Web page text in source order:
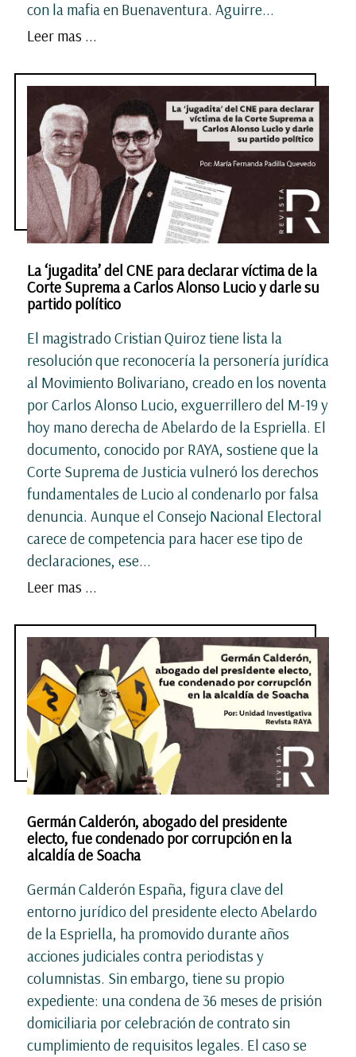
con la mafia en Buenaventura. Aguirre...
Leer mas ...
La ‘jugadita’ del CNE para declarar víctima de la
Corte Suprema a Carlos Alonso Lucio y darle su
partido político
El magistrado Cristian Quiroz tiene lista la
resolución que reconocería la personería jurídica
al Movimiento Bolivariano, creado en los noventa
por Carlos Alonso Lucio, exguerrillero del M-19 y
hoy mano derecha de Abelardo de la Espriella. El
documento, conocido por RAYA, sostiene que la
Corte Suprema de Justicia vulneró los derechos
fundamentales de Lucio al condenarlo por falsa
denuncia. Aunque el Consejo Nacional Electoral
carece de competencia para hacer ese tipo de
declaraciones, ese...
Leer mas ...
Germán Calderón, abogado del presidente
electo, fue condenado por corrupción en la
alcaldía de Soacha
Germán Calderón España, figura clave del
entorno jurídico del presidente electo Abelardo
de la Espriella, ha promovido durante años
acciones judiciales contra periodistas y
columnistas. Sin embargo, tiene su propio
expediente: una condena de 36 meses de prisión
domiciliaria por celebración de contrato sin
cumplimiento de requisitos legales. El caso se